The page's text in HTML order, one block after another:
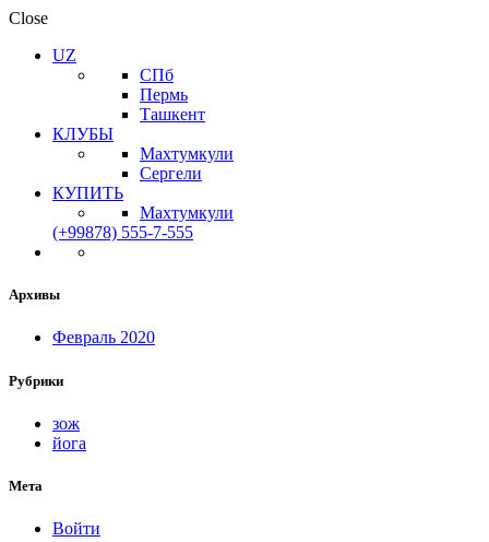
Close
UZ
СПб
Пермь
Ташкент
КЛУБЫ
Махтумкули
Сергели
КУПИТЬ
Махтумкули
(+99878) 555-7-555
Архивы
Февраль 2020
Рубрики
зож
йога
Мета
Войти